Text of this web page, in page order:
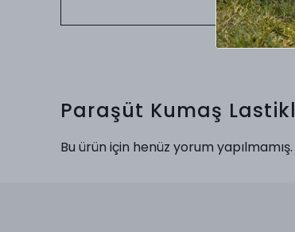
Paraşüt Kumaş
Bu ürün için henüz yorum yapılmamış.